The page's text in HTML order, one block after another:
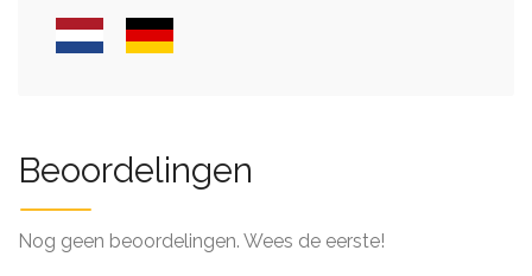
Beoordelingen
Nog geen beoordelingen. Wees de eerste!